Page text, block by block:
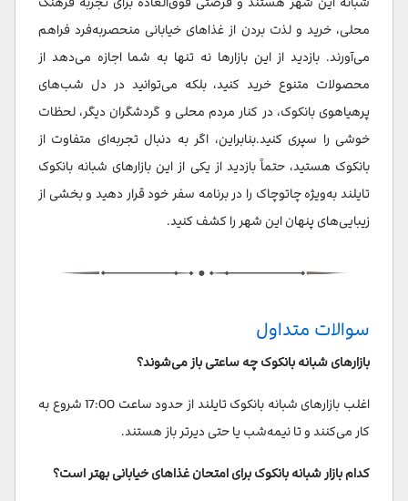
محلی، خرید و لذت بردن از غذاهای خیابانی منحصربه‌فرد فراهم
می‌آورند. بازدید از این بازارها نه تنها به شما اجازه می‌دهد از
محصولات متنوع خرید کنید، بلکه می‌توانید در دل شب‌های
پرهیاهوی بانکوک، در کنار مردم محلی و گردشگران دیگر، لحظات
خوشی را سپری کنید.بنابراین، اگر به دنبال تجربه‌ای متفاوت از
بانکوک هستید، حتماً بازدید از یکی از این بازارهای شبانه بانکوک
تایلند به‌ویژه چاتوچاک را در برنامه سفر خود قرار دهید و بخشی از
زیبایی‌های پنهان این شهر را کشف کنید.
سوالات متداول
بازارهای شبانه بانکوک چه ساعتی باز می‌شوند؟
اغلب بازارهای شبانه بانکوک تایلند از حدود ساعت 17:00 شروع به
کار می‌کنند و تا نیمه‌شب یا حتی دیرتر باز هستند.
کدام بازار شبانه بانکوک برای امتحان غذاهای خیابانی بهتر است؟